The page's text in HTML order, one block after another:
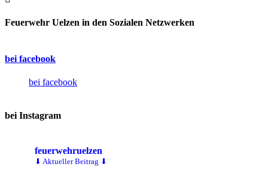
Feuerwehr Uelzen in den Sozialen Netzwerken
bei facebook
bei facebook
bei Instagram
feuerwehruelzen
⬇ Aktueller Beitrag ⬇